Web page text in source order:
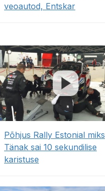
veoautod, Entskar
Põhjus Rally Estonial miks
Tänak sai 10 sekundilise
karistuse